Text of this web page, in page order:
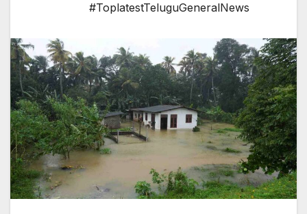
#ToplatestTeluguGeneralNews